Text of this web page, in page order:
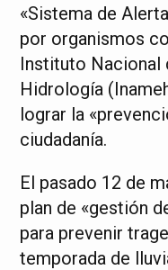
«Sistema de
por organismos
Instituto Nacional
Hidrología
lograr la
ciudadanía.
El pasado 12 de
plan de «gestión
para prevenir
temporada de